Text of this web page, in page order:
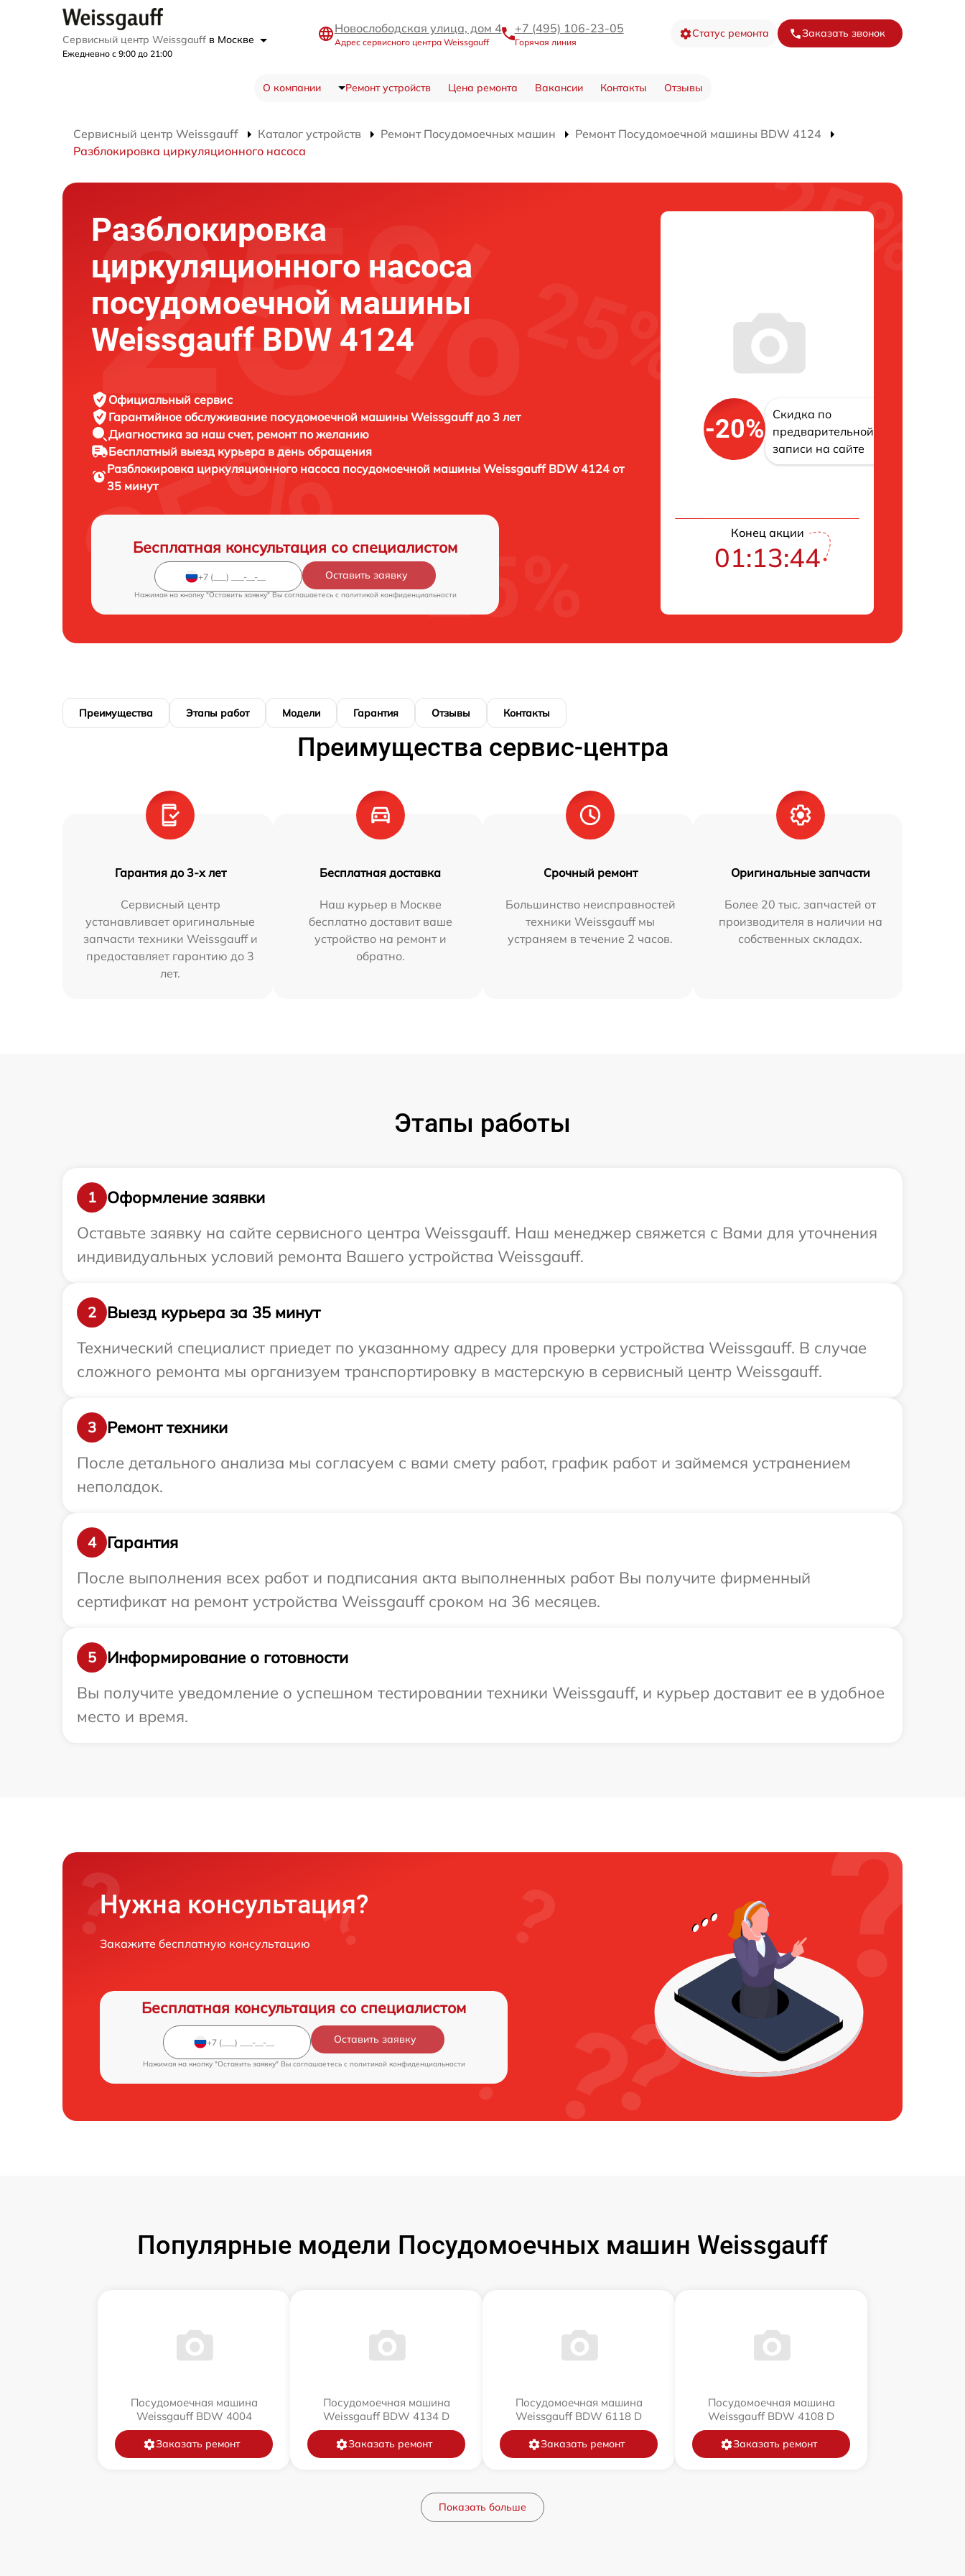
Сервисный центр Weissgauff в Москве
Ежедневно с 9:00 до 21:00
Новослободская улица, дом 4
Адрес сервисного центра Weissgauff
+7 (495) 106-23-05
Горячая линия
Статус ремонта Заказать звонок
О компании Ремонт устройств Цена ремонта Вакансии Контакты Отзывы
Сервисный центр Weissgauff Каталог устройств Ремонт Посудомоечных машин
Ремонт Посудомоечной машины BDW 4124
Разблокировка циркуляционного насоса
Разблокировка
циркуляционного насоса
посудомоечной машины
Weissgauff BDW 4124
Официальный сервис
Гарантийное обслуживание посудомоечной машины Weissgauff до 3 лет
Диагностика за наш счет, ремонт по желанию
Бесплатный выезд курьера в день обращения
Разблокировка циркуляционного насоса посудомоечной машиныWeissgauff BDW 4124 от
35 минут
Бесплатная консультация со специалистом
Оставить заявку
Нажимая на кнопку "Оставить заявку" Вы соглашаетесь c политикой конфиденциальности
-20%
Скидка по
предварительной
записи на сайте
Конец акции
01:13:43
Преимущества Этапы работ Модели Гарантия Отзывы Контакты
Преимущества сервис-центра
Гарантия до 3-х лет
Сервисный центр
устанавливает оригинальные
запчасти техники Weissgauff и
предоставляет гарантию до 3
лет.
Бесплатная доставка
Наш курьер в Москве
бесплатно доставит ваше
устройство на ремонт и
обратно.
Срочный ремонт
Большинство неисправностей
техники Weissgauff мы
устраняем в течение 2 часов.
Оригинальные запчасти
Более 20 тыс. запчастей от
производителя в наличии на
собственных складах.
Этапы работы
1
Оформление заявки
Оставьте заявку на сайте сервисного центра Weissgauff. Наш менеджер свяжется с Вами для уточнения
индивидуальных условий ремонта Вашего устройства Weissgauff.
2
Выезд курьера за 35 минут
Технический специалист приедет по указанному адресу для проверки устройства Weissgauff. В случае
сложного ремонта мы организуем транспортировку в мастерскую в сервисный центр Weissgauff.
3
Ремонт техники
После детального анализа мы согласуем с вами смету работ, график работ и займемся устранением
неполадок.
4
Гарантия
После выполнения всех работ и подписания акта выполненных работ Вы получите фирменный
сертификат на ремонт устройства Weissgauff сроком на 36 месяцев.
5
Информирование о готовности
Вы получите уведомление о успешном тестировании техники Weissgauff, и курьер доставит ее в удобное
место и время.
Нужна консультация?
Закажите бесплатную консультацию
Бесплатная консультация со специалистом
Оставить заявку
Нажимая на кнопку "Оставить заявку" Вы соглашаетесь c политикой конфиденциальности
Популярные модели Посудомоечных машин Weissgauff
Посудомоечная машина
Weissgauff BDW 4004
Заказать ремонт
Посудомоечная машина
Weissgauff BDW 4134 D
Заказать ремонт
Посудомоечная машина
Weissgauff BDW 6118 D
Заказать ремонт
Посудомоечная машина
Weissgauff BDW 4108 D
Заказать ремонт
Показать больше